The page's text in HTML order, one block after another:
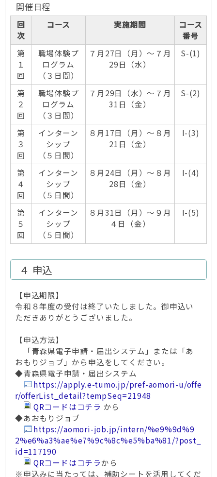
開催日程
回
次
コース 実施期間
コース
番号
第
１
回
職場体験プ
ログラム
（３日間）
７月27日（月）～７月
29日（水）
S-(1)
第
２
回
職場体験プ
ログラム
（３日間）
７月29日（水）～７月
31日（金）
S-(2)
第
３
回
インターン
シップ
（５日間）
８月17日（月）～８月
21日（金）
I-(3)
第
４
回
インターン
シップ
（５日間）
８月24日（月）～８月
28日（金）
I-(4)
第
５
回
インターン
シップ
（５日間）
８月31日（月）～９月
４日（金）
I-(5)
４ 申込
【申込期限】
令和８年度の受付は終了いたしました。御申込い
ただきありがとうございました。
【申込方法】
「青森県電子申請・届出システム」または「あ
おもりジョブ」から申込をしてください。
◆青森県電子申請・届出システム
https://apply.e-tumo.jp/pref-aomori-u/offe
r/offerList_detail?tempSeq=21948
QRコードはコチラ から
◆あおもりジョブ
https://aomori-job.jp/intern/%e9%9d%9
2%e6%a3%ae%e7%9c%8c%e5%ba%81/?post_
id=117190
QRコードはコチラから
※申込みに当たっては、補助シートを活用してくだ